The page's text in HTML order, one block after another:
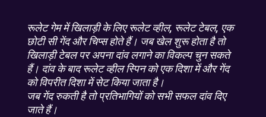
रूलेट गेम में खिलाड़ी के लिए रूलेट व्हील, रूलेट टेबल, एक
छोटी सी गेंद और चिप्स होते हैं। जब खेल शुरू होता है तो
खिलाड़ी टेबल पर अपना दांव लगाने का विकल्प चुन सकते
हैं। दांव के बाद रूलेट व्हील स्पिन को एक दिशा में और गेंद
को विपरीत दिशा में सेट किया जाता है।
जब गेंद रुकती है तो प्रतिभागियों को सभी सफल दांव दिए
जाते हैं।